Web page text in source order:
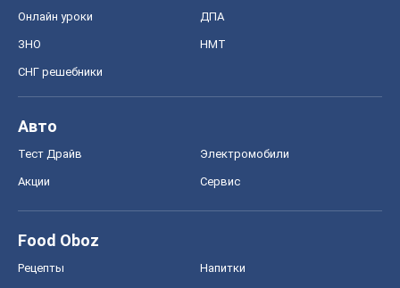
Онлайн уроки ДПА
ЗНО НМТ
СНГ решебники
Авто
Тест Драйв Электромобили
Акции Сервис
Food Oboz
Рецепты Напитки